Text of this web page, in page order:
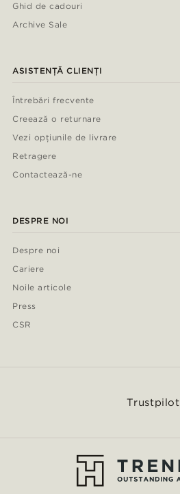
Ghid de cadouri
Archive Sale
ASISTENȚĂ CLIENȚI
Întrebări frecvente
Creează o returnare
Vezi opțiunile de livrare
Retragere
Contactează-ne
DESPRE NOI
Despre noi
Cariere
Noile articole
Press
CSR
Trustpilot